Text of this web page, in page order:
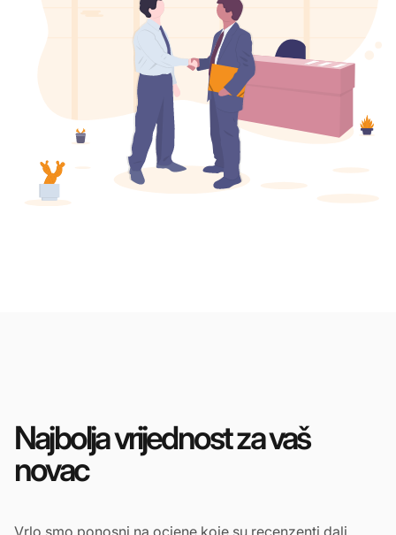
Najbolja vrijednost za vaš
novac
Vrlo smo ponosni na ocjene koje su recenzenti dali